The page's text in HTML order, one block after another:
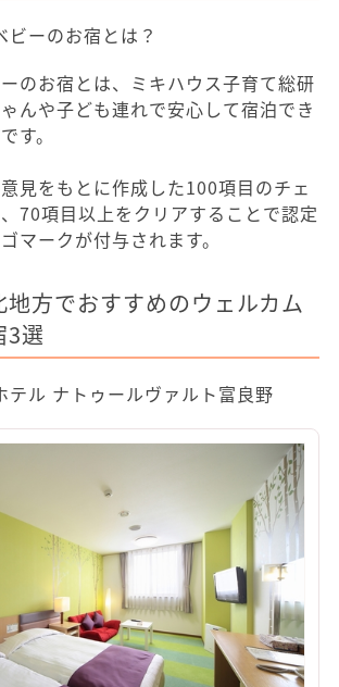
ビーのお宿とは？
のお宿とは、ミキハウス子育て総研
んや子ども連れで安心して宿泊でき
す。
見をもとに作成した100項目のチェ
70項目以上をクリアすることで認定
マークが付与されます。
方でおすすめのウェルカム
3選
テル ナトゥールヴァルト富良野